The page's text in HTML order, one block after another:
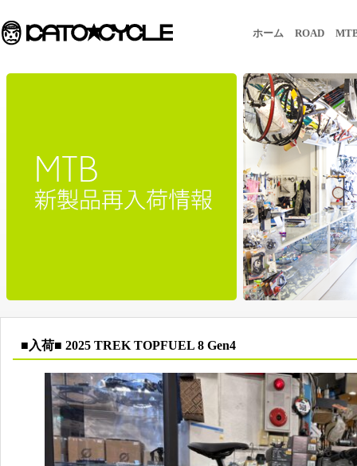
ホーム ROAD
■入荷■ 2025 TREK TOPFUEL 8 Gen4